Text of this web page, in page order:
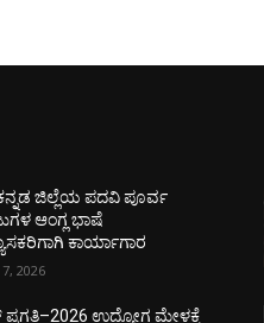
ಜಿಲ್ಲೆಯ ಪದವಿ ಪೂರ್ವ
ಆಂಗ್ಲ ಭಾಷೆ
ಕಾರ್ಯಾಗಾರ
2026
ಪ್ರಗತಿ–2026 ಉದ್ಯೋಗ ಮೇಳಕ್ಕೆ